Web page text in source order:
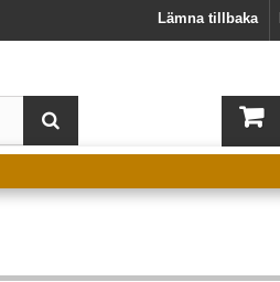
Lämna tillbaka